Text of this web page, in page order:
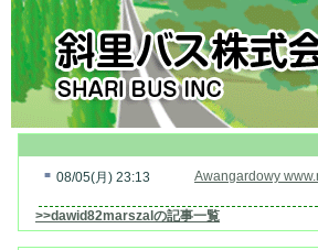
■ 08/05(月) 23:13 Awangardowy
>>dawid82marszalの記事一覧